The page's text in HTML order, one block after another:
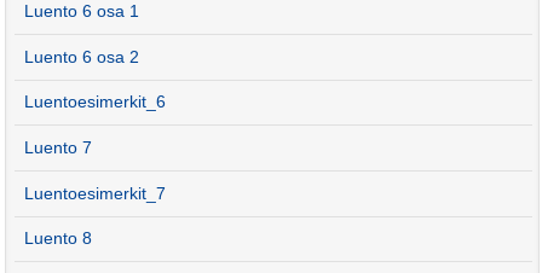
Luento 6 osa 1
Luento 6 osa 2
Luentoesimerkit_6
Luento 7
Luentoesimerkit_7
Luento 8